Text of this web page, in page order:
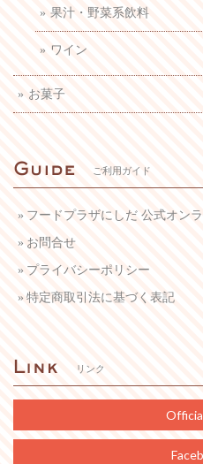
果汁・野菜系飲料
ワイン
お菓子
ご利用ガイド
フードプラザにしだ 公式オン
お問合せ
プライバシーポリシー
特定商取引法に基づく表記
リンク